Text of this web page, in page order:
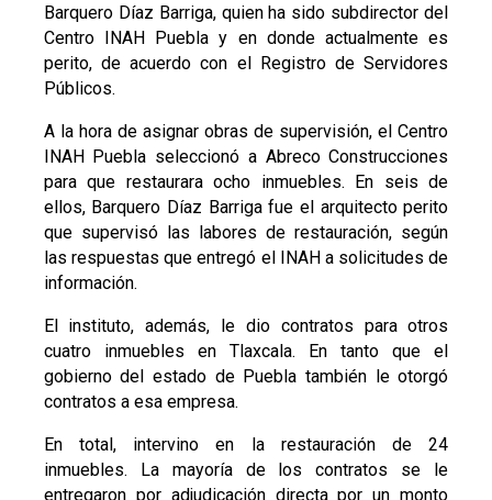
Barquero Díaz Barriga, quien ha sido subdirector del
Centro INAH Puebla y en donde actualmente es
perito, de acuerdo con el Registro de Servidores
Públicos.
A la hora de asignar obras de supervisión, el Centro
INAH Puebla seleccionó a Abreco Construcciones
para que restaurara ocho inmuebles. En seis de
ellos, Barquero Díaz Barriga fue el arquitecto perito
que supervisó las labores de restauración, según
las respuestas que entregó el INAH a solicitudes de
información.
El instituto, además, le dio contratos para otros
cuatro inmuebles en Tlaxcala. En tanto que el
gobierno del estado de Puebla también le otorgó
contratos a esa empresa.
En total, intervino en la restauración de 24
inmuebles. La mayoría de los contratos se le
entregaron por adjudicación directa por un monto